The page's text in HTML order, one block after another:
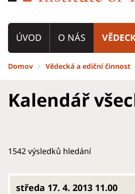
ÚVOD O NÁS
Domov Vědecká a ediční činnost
Kalendář
1542výsledků hledání
středa 17. 4. 2013 11.00